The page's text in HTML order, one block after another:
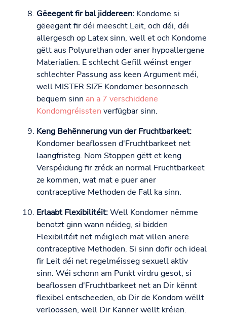
Gëeegent fir bal jiddereen: Kondome si
gëeegent fir déi meescht Leit, och déi, déi
allergesch op Latex sinn, well et och Kondome
gëtt aus Polyurethan oder aner hypoallergene
Materialien. E schlecht Gefill wéinst enger
schlechter Passung ass keen Argument méi,
well MISTER SIZE Kondomer besonnesch
bequem sinn an a 7 verschiddene
Kondomgréissten verfügbar sinn.
Keng Behënnerung vun der Fruchtbarkeet:
Kondomer beaflossen d'Fruchtbarkeet net
laangfristeg. Nom Stoppen gëtt et keng
Verspéidung fir zréck an normal Fruchtbarkeet
ze kommen, wat mat e puer aner
contraceptive Methoden de Fall ka sinn.
Erlaabt Flexibilitéit:Well Kondomer nëmme
benotzt ginn wann néideg, si bidden
Flexibilitéit net méiglech mat villen anere
contraceptive Methoden. Si sinn dofir och ideal
fir Leit déi net regelméisseg sexuell aktiv
sinn. Wéi schonn am Punkt virdru gesot, si
beaflossen d'Fruchtbarkeet net an Dir kënnt
flexibel entscheeden, ob Dir de Kondom wëllt
verloossen, well Dir Kanner wëllt kréien.